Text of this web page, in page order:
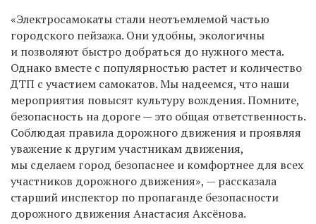
«Электросамокаты стали неотъемлемой частью
городского пейзажа. Они удобны, экологичны
и позволяют быстро добраться до нужного места.
Однако вместе с популярностью растет и количество
ДТП с участием самокатов. Мы надеемся, что наши
мероприятия повысят культуру вождения. Помните,
безопасность на дороге — это общая ответственность.
Соблюдая правила дорожного движения и проявляя
уважение к другим участникам движения,
мы сделаем город безопаснее и комфортнее для всех
участников дорожного движения», — рассказала
старший инспектор по пропаганде безопасности
дорожного движения Анастасия Аксёнова.